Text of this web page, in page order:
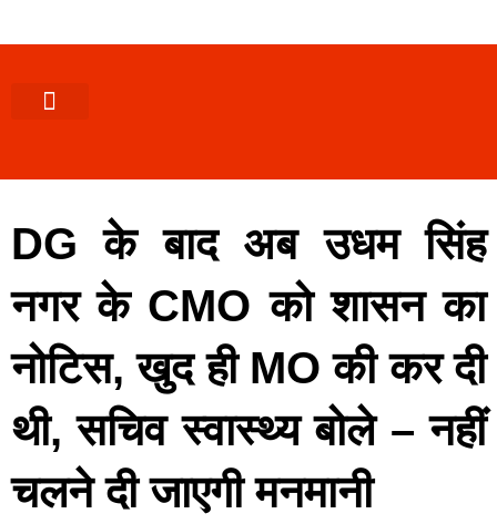
DG के बाद अब उधम सिंह
नगर के CMO को शासन का
नोटिस, खुद ही MO की कर दी
थी, सचिव स्वास्थ्य बोले – नहीं
चलने दी जाएगी मनमानी